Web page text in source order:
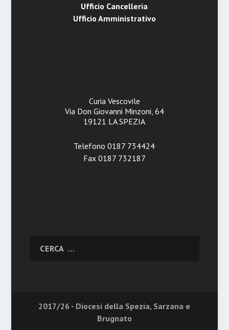
Ufficio Cancelleria
Ufficio Amministrativo
Curia Vescovile
Via Don Giovanni Minzoni, 64
19121 LA SPEZIA
Telefono 0187 734424
Fax 0187 732187
2017/26 - Diocesi della Spezia, Sarzana e
Brugnato